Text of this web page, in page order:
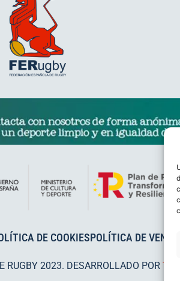
DE COOKIESPOLÍTICA DE VENTAS
RUGBY 2023. DESARROLLADO POR